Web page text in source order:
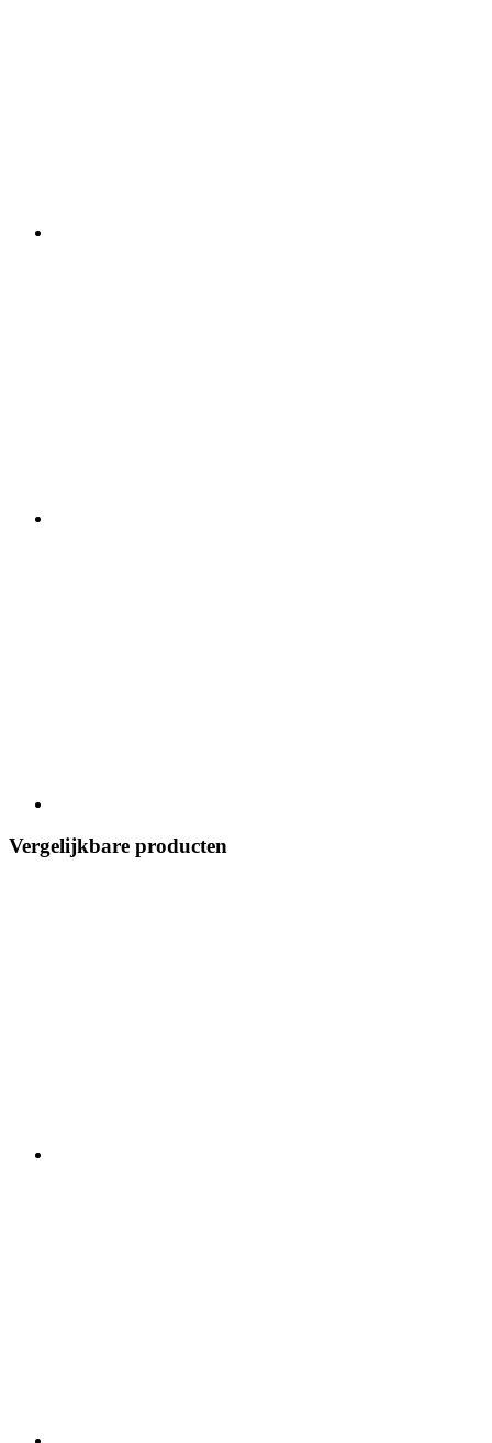
Vergelijkbare producten